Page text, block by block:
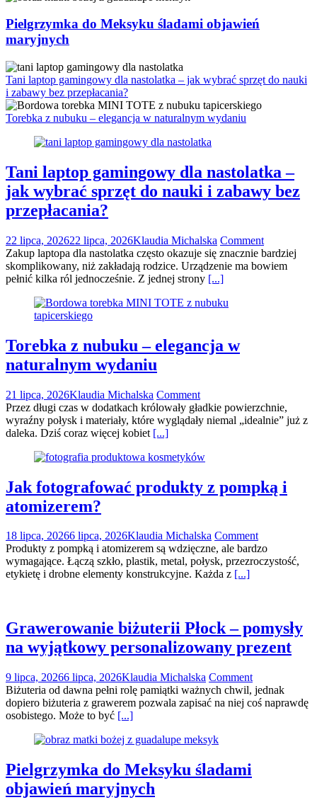
Pielgrzymka do Meksyku śladami objawień
maryjnych
Tani laptop gamingowy dla nastolatka – jak wybrać sprzęt do nauki
i zabawy bez przepłacania?
Torebka z nubuku – elegancja w naturalnym wydaniu
Tani laptop gamingowy dla nastolatka –
jak wybrać sprzęt do nauki i zabawy bez
przepłacania?
22 lipca, 202622 lipca, 2026Klaudia Michalska Comment
Zakup laptopa dla nastolatka często okazuje się znacznie bardziej
skomplikowany, niż zakładają rodzice. Urządzenie ma bowiem
pełnić kilka ról jednocześnie. Z jednej strony [...]
Torebka z nubuku – elegancja w
naturalnym wydaniu
21 lipca, 2026Klaudia Michalska Comment
Przez długi czas w dodatkach królowały gładkie powierzchnie,
wyraźny połysk i materiały, które wyglądały niemal „idealnie” już z
daleka. Dziś coraz więcej kobiet [...]
Jak fotografować produkty z pompką i
atomizerem?
18 lipca, 20266 lipca, 2026Klaudia Michalska Comment
Produkty z pompką i atomizerem są wdzięczne, ale bardzo
wymagające. Łączą szkło, plastik, metal, połysk, przezroczystość,
etykietę i drobne elementy konstrukcyjne. Każda z [...]
Grawerowanie biżuterii Płock – pomysły
na wyjątkowy personalizowany prezent
9 lipca, 20266 lipca, 2026Klaudia Michalska Comment
Biżuteria od dawna pełni rolę pamiątki ważnych chwil, jednak
dopiero biżuteria z grawerem pozwala zapisać na niej coś naprawdę
osobistego. Może to być [...]
Pielgrzymka do Meksyku śladami
objawień maryjnych